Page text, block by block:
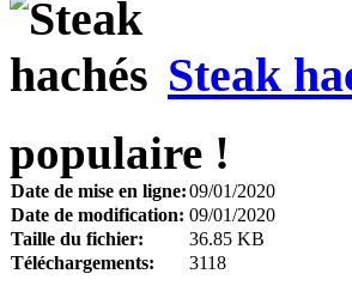
Steak
populaire !
Date de mise en ligne:09/01/2020
Date de modification: 09/01/2020
Taille du fichier:
36.85 KB
Téléchargements:
3118